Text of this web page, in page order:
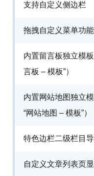
支持自定义侧边栏
拖拽自定义菜单功能
内置留言板独立模
言板 – 模板”）
内置网站地图独立
“网站地图 – 模板”）
特色边栏二级栏目
自定义文章列表页